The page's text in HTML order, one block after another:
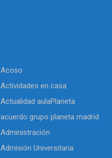
Acoso
Actividades en casa
Actualidad aulaPlaneta
acuerdo grupo planeta madrid
Administración
Admisión Universitaria